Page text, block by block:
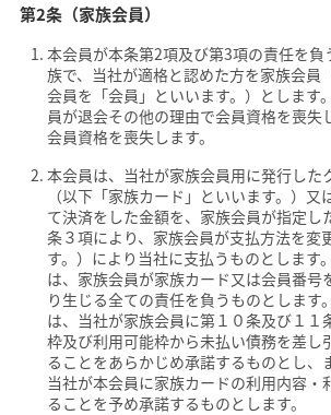
第2条（家族会員）
本会員が本条第2項及び第3項の責任を負
族で、当社が適格と認めた方を家族会員
会員を「会員」といいます。）とします
員が退会その他の理由で会員資格を喪失
会員資格を喪失します。
本会員は、当社が家族会員用に発行した
（以下「家族カード」といいます。）又
て決済をした金額を、家族会員が指定し
条３項により、家族会員が支払方法を変
す。）により当社に支払うものとします
は、家族会員が家族カード又は会員番号
り生じる全ての責任を負うものとします
は、当社が家族会員に第１０条及び１１
枠及び利用可能枠から未払い債務を差し
ることをあらかじめ承諾するものとし、
当社が本会員に家族カードの利用内容・
ることを予め承諾するものとします。